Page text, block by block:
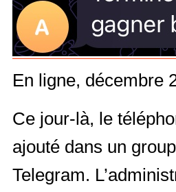
En ligne, décembre
Ce jour-là, le
ajouté dans un
Telegram.